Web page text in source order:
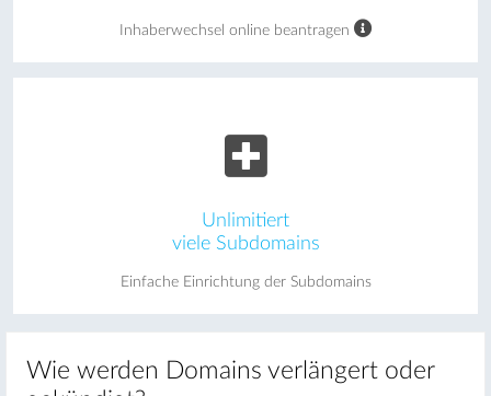
Inhaberwechsel online beantragen
Unlimitiert
viele Subdomains
Einfache Einrichtung der Subdomains
Wie werden Domains verlängert oder